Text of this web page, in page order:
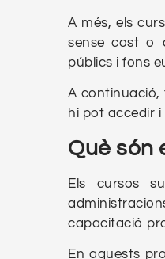
A més, els
sense cost o
públics i fons
A continuació,
hi pot accedir
Què són
Els cursos
capacitació
En aquests